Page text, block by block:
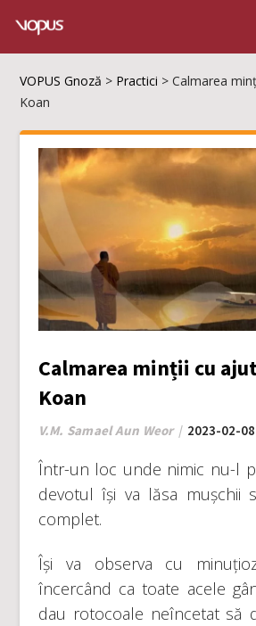
VOPUS Gnoză > Practici >Calmarea
Koan
Calmarea minții cu
Koan
V.M. Samael Aun Weor 2023-02-08
Într-un loc unde nimic nu-l
devotul își va lăsa mușchii
complet.
Își va observa cu
încercând ca toate acele
dau rotocoale neîncetat să